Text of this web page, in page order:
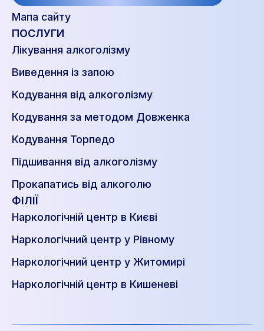
Мапа сайту
ПОСЛУГИ
Лікування алкоголізму
Виведення із запою
Кодування від алкоголізму
Кодування за методом Довженка
Кодування Торпедо
Підшивання від алкоголізму
Прокапатись від алкоголю
ФІЛІЇ
Наркологічній центр в Києві
Наркологічний центр у Рівному
Наркологічний центр у Житомирі
Наркологічній центр в Кишеневі